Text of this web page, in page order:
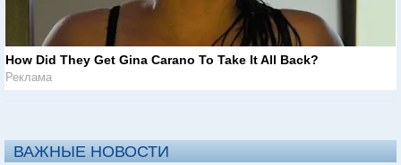
How Did They Get Gina Carano To Take It All Back?
Реклама
ВАЖНЫЕ НОВОСТИ